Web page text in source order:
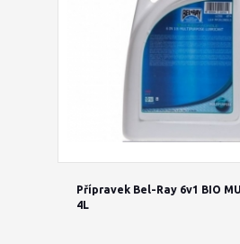
Přípravek Bel-Ray 6v1 BIO
4L